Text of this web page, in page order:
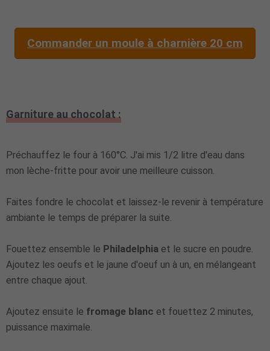
Commander un moule à charnière 20 cm
Garniture au chocolat :
Préchauffez le four à 160°C. J'ai mis 1/2 litre d'eau dans
mon lèche-fritte pour avoir une meilleure cuisson.
Faites fondre le chocolat et laissez-le revenir à température
ambiante le temps de préparer la suite.
Fouettez ensemble le Philadelphia et le sucre en poudre.
Ajoutez les oeufs et le jaune d'oeuf un à un, en mélangeant
entre chaque ajout.
Ajoutez ensuite le fromage blanc et fouettez 2 minutes,
puissance maximale.